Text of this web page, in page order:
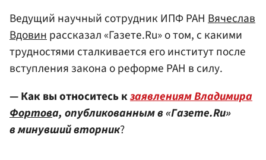
Ведущий научный сотрудник ИПФ РАН Вячеслав
Вдовинрассказал «Газете.Ru» о том, с какими
трудностями сталкивается его институт после
вступления закона о реформе РАН в силу.
— Как вы относитесь кзаявлениям Владимира
Фортова, опубликованным в «Газете.Ru»
в минувший вторник?